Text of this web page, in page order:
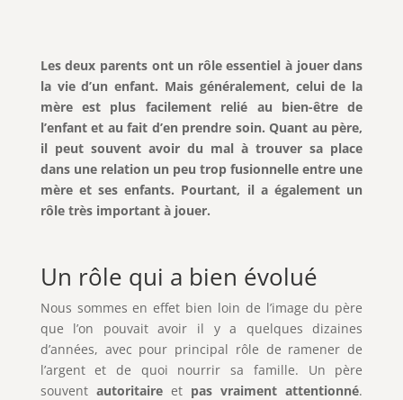
Les deux parents ont un rôle essentiel à jouer dans
la vie d’un enfant. Mais généralement, celui de la
mère est plus facilement relié au bien-être de
l’enfant et au fait d’en prendre soin. Quant au père,
il peut souvent avoir du mal à trouver sa place
dans une relation un peu trop fusionnelle entre une
mère et ses enfants. Pourtant, il a également un
rôle très important à jouer.
Un rôle qui a bien évolué
Nous sommes en effet bien loin de l’image du père
que l’on pouvait avoir il y a quelques dizaines
d’années, avec pour principal rôle de ramener de
l’argent et de quoi nourrir sa famille. Un père
souvent autoritaireet pas vraiment attentionné.